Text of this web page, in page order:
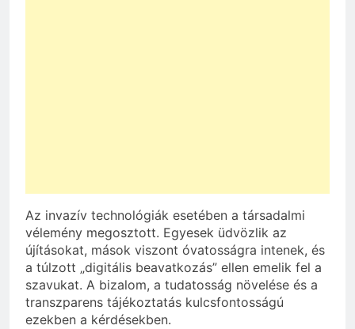
Az invazív technológiák esetében a társadalmi
vélemény megosztott. Egyesek üdvözlik az
újításokat, mások viszont óvatosságra intenek, és
a túlzott „digitális beavatkozás” ellen emelik fel a
szavukat. A bizalom, a tudatosság növelése és a
transzparens tájékoztatás kulcsfontosságú
ezekben a kérdésekben.